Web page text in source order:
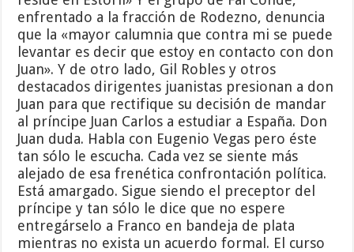
enfrentado a la fracción de Rodezno, denuncia
que la «mayor calumnia que contra mi se puede
levantar es decir que estoy en contacto con don
Juan». Y de otro lado, Gil Robles y otros
destacados dirigentes juanistas presionan a don
Juan para que rectifique su decisión de mandar
al príncipe Juan Carlos a estudiar a España. Don
Juan duda. Habla con Eugenio Vegas pero éste
tan sólo le escucha. Cada vez se siente más
alejado de esa frenética confrontación política.
Está amargado. Sigue siendo el preceptor del
príncipe y tan sólo le dice que no espere
entregárselo a Franco en bandeja de plata
mientras no exista un acuerdo formal. El curso